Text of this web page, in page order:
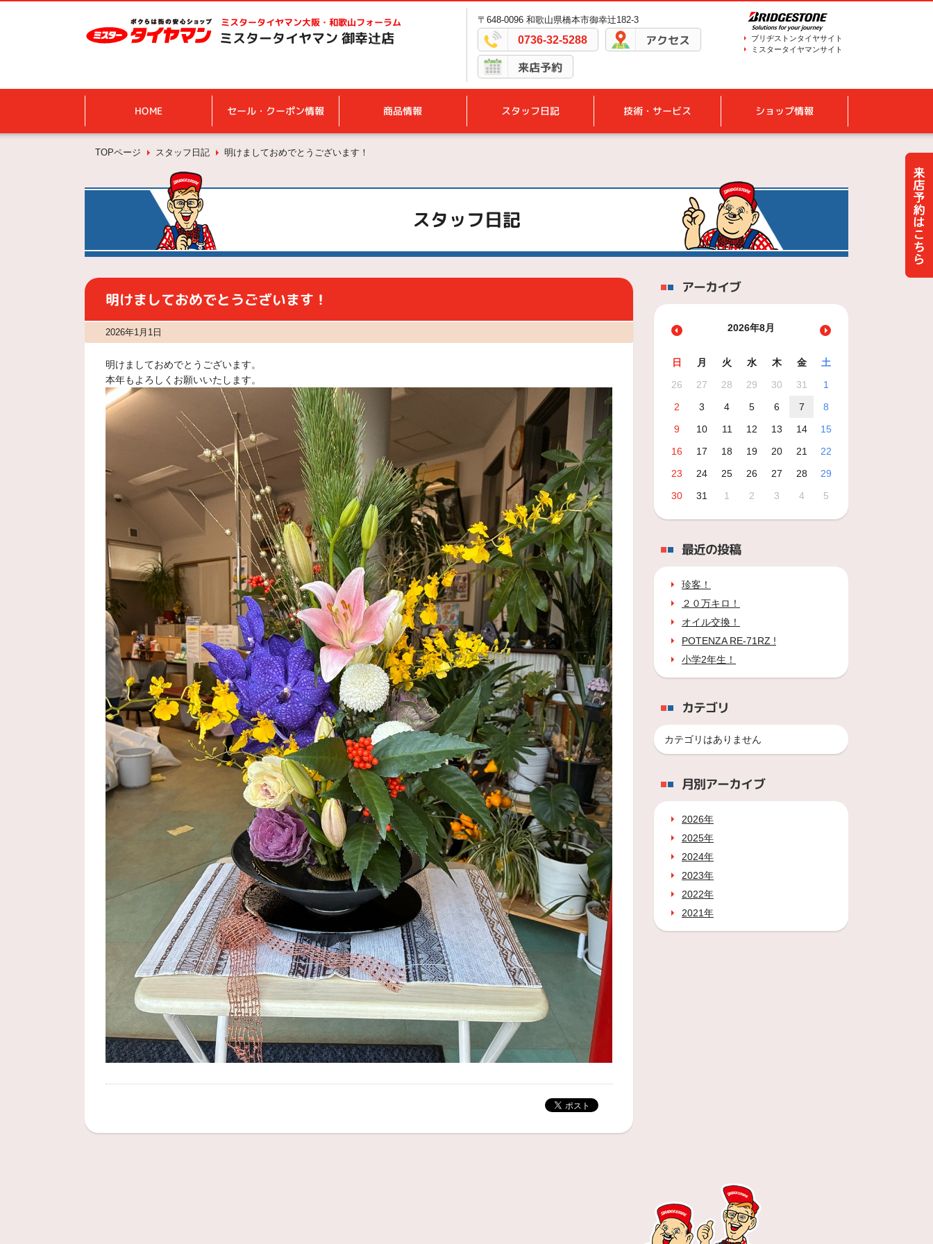
ミスタータイヤマン大阪・和歌山フォーラム
ミスタータイヤマン 御幸辻店
〒648-0096 和歌山県橋本市御幸辻182-3
0736-32-5288 アクセス
来店予約
ブリヂストンタイヤサイト
ミスタータイヤマンサイト
HOME セール・クーポン情報 商品情報 スタッフ日記 技術・サービス ショップ情報
TOPページ スタッフ日記 明けましておめでとうございます！
スタッフ日記
明けましておめでとうございます！
2026年1月1日
明けましておめでとうございます。
本年もよろしくお願いいたします。
アーカイブ
2026年8月
日 月 火 水 木 金
土
26
27 28 29 30 31
1
2
3 4 5 6 7
8
9
10 11 12 13 14
15
16
17 18 19 20 21
22
23
24 25 26 27 28
29
30
31 1 2 3 4 5
最近の投稿
珍客！
２０万キロ！
オイル交換！
POTENZA RE-71RZ !
小学2年生！
カテゴリ
カテゴリはありません
月別アーカイブ
2026年
2025年
2024年
2023年
2022年
2021年